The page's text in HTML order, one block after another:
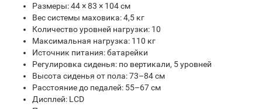
Размеры: 44 × 83 × 104 см
Вес системы маховика: 4,5 кг
Количество уровней нагрузки: 10
Максимальная нагрузка: 110 кг
Источник питания: батарейки
Регулировка сиденья: по вертикали, 5 уровней
Высота сиденья от пола: 73–84 см
Расстояние до педалей: 55–67 см
Дисплей: LCD